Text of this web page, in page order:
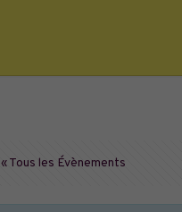
« Tous les Évènements